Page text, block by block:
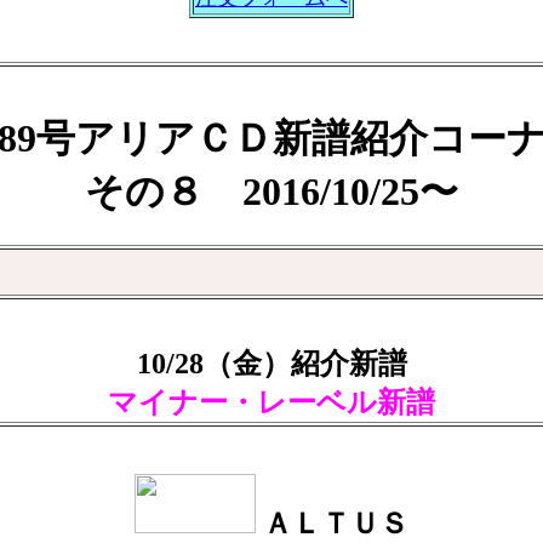
号アリアＣＤ新譜紹介コー
その８ 2016/10/25〜
10/28（金）紹介新譜
マイナー・レーベル新譜
ＡＬＴＵＳ